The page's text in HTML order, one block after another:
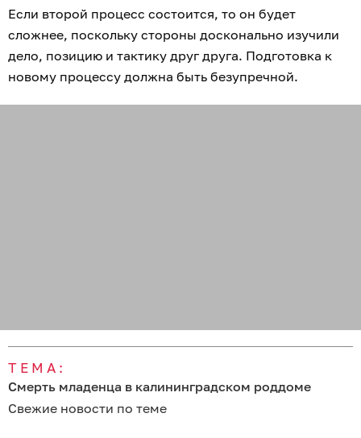
Если второй процесс состоится, то он будет
сложнее, поскольку стороны досконально изучили
дело, позицию и тактику друг друга. Подготовка к
новому процессу должна быть безупречной.
ТЕМА:
Смерть младенца в калининградском роддоме
Свежие новости по теме